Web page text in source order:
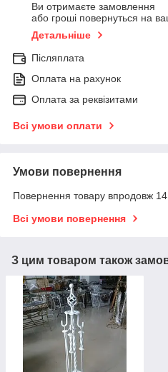
Ви отримаєте замовлення
або гроші повернуться на
Детальніше
Післяплата
Оплата на рахунок
Оплата за реквізитами
Всі умови оплати
Умови повернення
Повернення товару впродовж 14
Всі умови повернення
З цим товаром також